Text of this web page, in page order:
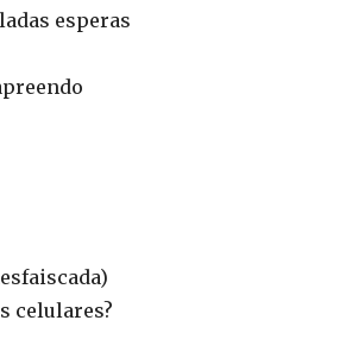
esperas
celulares?